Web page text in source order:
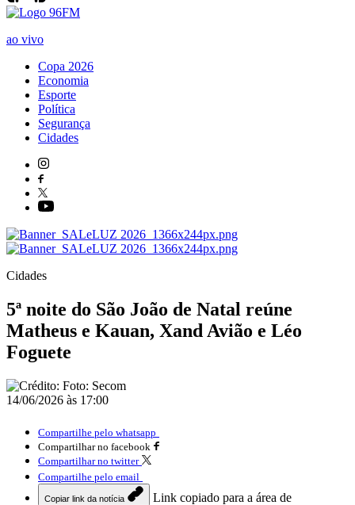
ao vivo
Copa 2026
Economia
Esporte
Política
Segurança
Cidades
Cidades
5ª noite do São João de Natal reúne
Matheus e Kauan, Xand Avião e Léo
Foguete
14/06/2026 às 17:00
Compartilhe pelo whatsapp
Compartilhar no facebook
Compartilhar no twitter
Compartilhe pelo email
Copiar link da notícia
Link copiado para a área de